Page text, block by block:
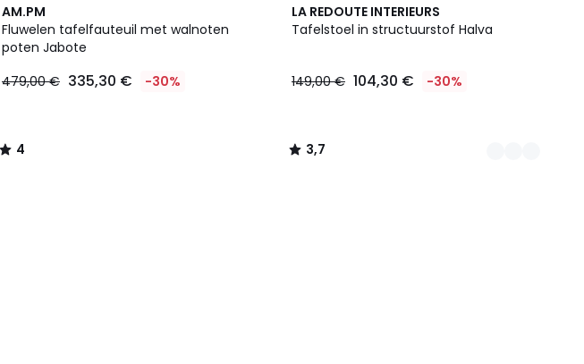
AM.PM
Fluwelen tafelfauteuil met walnoten
poten Jabote
479,00 € 335,30 € -30%
4
/
5
4
/
LA REDOUTE INTERIEURS
Tafelstoel in structuurstof Halva
149,00 € 104,30 € -30%
3,7
/ 5
2
Kleuren
3,7
/